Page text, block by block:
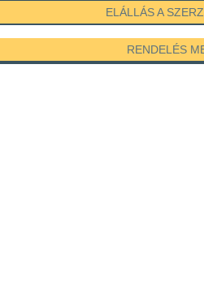
ELÁLLÁS A
RENDELÉS